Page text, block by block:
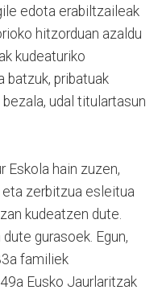
edota erabiltzaileak
hitzorduan azaldu
kudeaturiko
batzuk, pribatuak
udal titulartasun
Eskola hain zuzen,
eta zerbitzua esleitua
kudeatzen dute.
gurasoek. Egun,
familiek
Eusko Jaurlaritzak